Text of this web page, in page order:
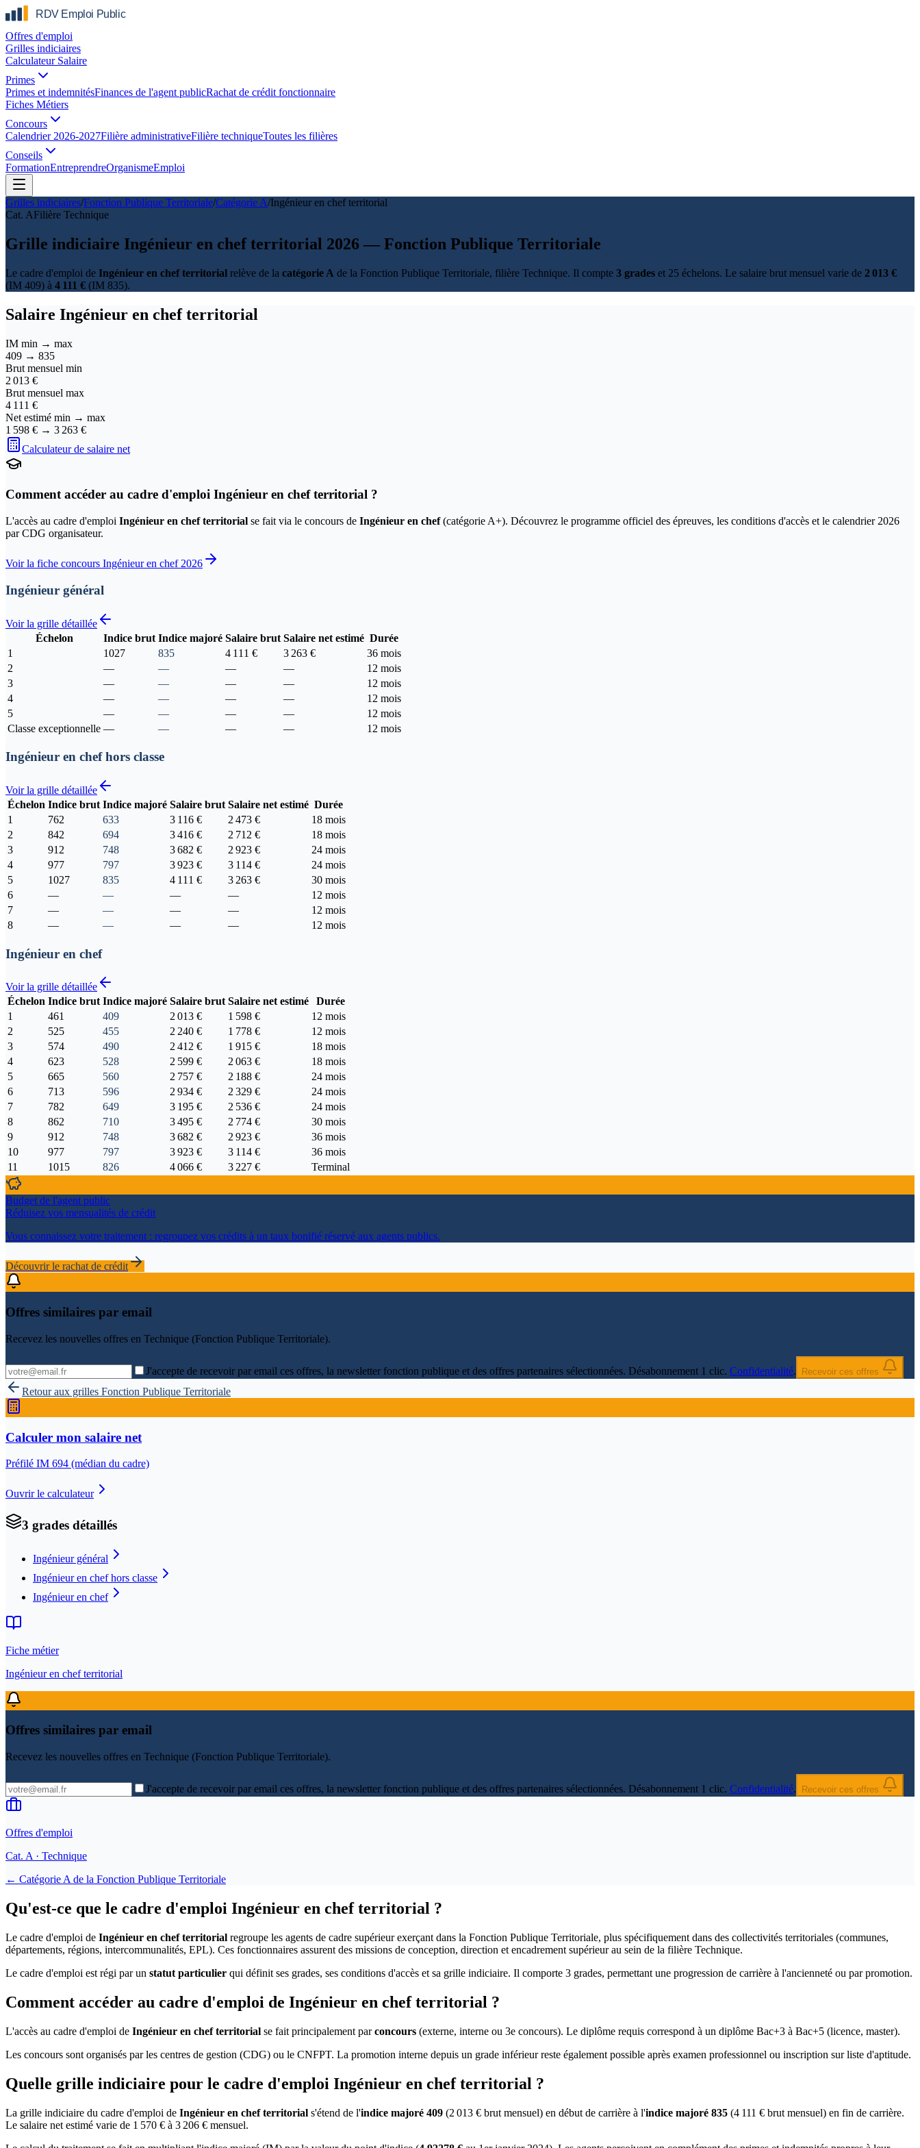
Offres d'emploi
Grilles indiciaires
Calculateur Salaire
Primes
Primes et indemnitésFinances de l'agent publicRachat de crédit fonctionnaire
Fiches Métiers
Concours
Calendrier 2026-2027Filière administrativeFilière techniqueToutes les filières
Conseils
FormationEntreprendreOrganismeEmploi
Grilles indiciaires/Fonction Publique Territoriale/Catégorie A/Ingénieur en chef territorial
Cat. AFilière Technique
Grille indiciaire Ingénieur en chef territorial 2026 — Fonction Publique Territoriale
Le cadre d'emploi de Ingénieur en chef territorial relève de la catégorie A de la Fonction Publique Territoriale, filière Technique. Il compte 3 grades et 25 échelons. Le salaire brut mensuel varie de 2 013 €
(IM 409) à 4 111 € (IM 835).
Salaire Ingénieur en chef territorial
IM min → max
409 → 835
Brut mensuel min
2 013 €
Brut mensuel max
4 111 €
Net estimé min → max
1 598 € → 3 263 €
Calculateur de salaire net
Comment accéder au cadre d'emploi Ingénieur en chef territorial ?
L'accès au cadre d'emploi Ingénieur en chef territorial se fait via le concours de Ingénieur en chef(catégorie A+). Découvrez le programme officiel des épreuves, les conditions d'accès et le calendrier 2026
par CDG organisateur.
Voir la fiche concours Ingénieur en chef 2026
Ingénieur général
Voir la grille détaillée
Échelon
Indice brut Indice majoré Salaire brut Salaire net estimé Durée
1
1027 835 4 111 € 3 263 €
36 mois
2
— — — —
12 mois
3
— — — —
12 mois
4
— — — —
12 mois
5
— — — —
12 mois
Classe exceptionnelle — — — — 12 mois
Ingénieur en chef hors classe
Voir la grille détaillée
Échelon Indice brut Indice majoré Salaire brut Salaire net estimé Durée
1
762 633 3 116 € 2 473 €
18 mois
2
842 694 3 416 € 2 712 €
18 mois
3
912 748 3 682 € 2 923 €
24 mois
4
977 797 3 923 € 3 114 €
24 mois
5
1027 835 4 111 € 3 263 €
30 mois
6
— — — —
12 mois
7
— — — —
12 mois
8
— — — — 12 mois
Ingénieur en chef
Voir la grille détaillée
Échelon Indice brut Indice majoré Salaire brut Salaire net estimé
Durée
1
461 409 2 013 € 1 598 €
12 mois
2
525 455 2 240 € 1 778 €
12 mois
3
574 490 2 412 € 1 915 €
18 mois
4
623 528 2 599 € 2 063 €
18 mois
5
665 560 2 757 € 2 188 €
24 mois
6
713 596 2 934 € 2 329 €
24 mois
7
782 649 3 195 € 2 536 €
24 mois
8
862 710 3 495 € 2 774 €
30 mois
9
912 748 3 682 € 2 923 €
36 mois
10
977 797 3 923 € 3 114 €
36 mois
11
1015 826 4 066 € 3 227 € Terminal
Budget de l'agent public
Réduisez vos mensualités de crédit
Vous connaissez votre traitement : regroupez vos crédits à un taux bonifié réservé aux agents publics.
Découvrir le rachat de crédit
Offres similaires par email
Recevez les nouvelles offres en Technique (Fonction Publique Territoriale).
J'accepte de recevoir par email ces offres, la newsletter fonction publique et des offres partenaires sélectionnées. Désabonnement 1 clic. Confidentialité. Recevoir ces offres
Retour aux grilles Fonction Publique Territoriale
Calculer mon salaire net
Préfilé IM 694 (médian du cadre)
Ouvrir le calculateur
3 grades détaillés
Ingénieur général
Ingénieur en chef hors classe
Ingénieur en chef
Fiche métier
Ingénieur en chef territorial
Offres similaires par email
Recevez les nouvelles offres en Technique (Fonction Publique Territoriale).
J'accepte de recevoir par email ces offres, la newsletter fonction publique et des offres partenaires sélectionnées. Désabonnement 1 clic. Confidentialité. Recevoir ces offres
Offres d'emploi
Cat. A · Technique
← Catégorie A de la Fonction Publique Territoriale
Qu'est-ce que le cadre d'emploi Ingénieur en chef territorial ?
Le cadre d'emploi de Ingénieur en chef territorial regroupe les agents de cadre supérieur exerçant dans la Fonction Publique Territoriale, plus spécifiquement dans des collectivités territoriales (communes,
départements, régions, intercommunalités, EPL). Ces fonctionnaires assurent des missions de conception, direction et encadrement supérieur au sein de la filière Technique.
Le cadre d'emploi est régi par un statut particulier qui définit ses grades, ses conditions d'accès et sa grille indiciaire. Il comporte 3 grades, permettant une progression de carrière à l'ancienneté ou par promotion.
Comment accéder au cadre d'emploi de Ingénieur en chef territorial ?
L'accès au cadre d'emploi de Ingénieur en chef territorial se fait principalement parconcours (externe, interne ou 3e concours). Le diplôme requis correspond à un diplôme Bac+3 à Bac+5 (licence, master).
Les concours sont organisés par les centres de gestion (CDG) ou le CNFPT. La promotion interne depuis un grade inférieur reste également possible après examen professionnel ou inscription sur liste d'aptitude.
Quelle grille indiciaire pour le cadre d'emploi Ingénieur en chef territorial ?
La grille indiciaire du cadre d'emploi de Ingénieur en chef territorial s'étend de l'indice majoré 409 (2 013 € brut mensuel) en début de carrière à l'indice majoré 835 (4 111 € brut mensuel) en fin de carrière.
Le salaire net estimé varie de 1 570 € à 3 206 € mensuel.